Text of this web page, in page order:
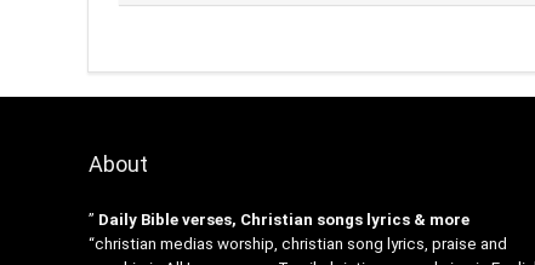
About
” Daily Bible verses, Christian songs lyrics & more
“christian medias worship, christian song lyrics, praise and